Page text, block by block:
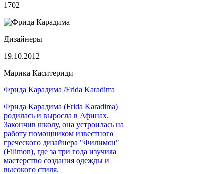
1702
Дизайнеры
19.10.2012
Марика Каситериди
Фрида Карадима /Frida Karadima
Фрида Карадима (Frida Karadima)
родилась и выросла в Афинах.
Закончив школу, она устроилась на
работу помощником известного
греческого дизайнера "Филимон"
(Filimon), где за три года изучила
мастерство создания одежды и
высокого стиля.